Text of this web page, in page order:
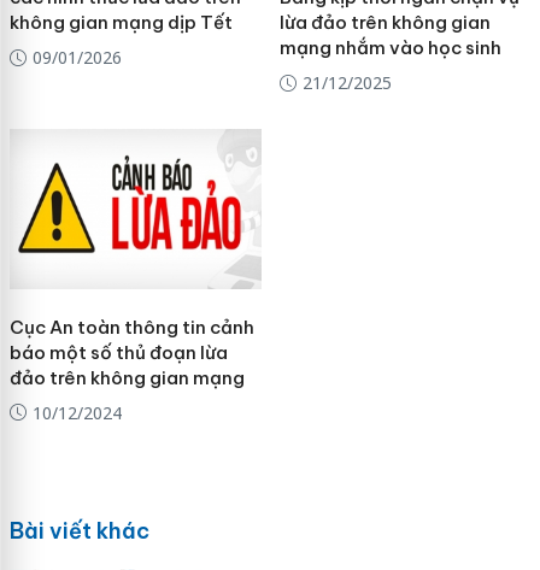
không gian mạng dịp Tết
09/01/2026
lừa đảo trên không gian
mạng nhắm vào học sinh
21/12/2025
Cục An toàn thông tin cảnh
báo một số thủ đoạn lừa
đảo trên không gian mạng
10/12/2024
Bài viết khác